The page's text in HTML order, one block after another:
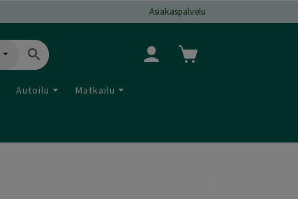
Asiakaspalvelu
Autoilu Matkailu